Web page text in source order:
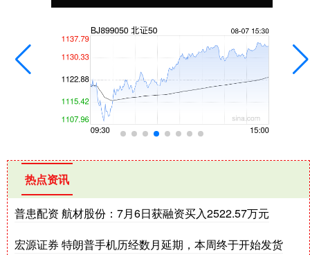
热点资讯
普患配资 航材股份：7月6日获融资买入2522.57万元
宏源证券 特朗普手机历经数月延期，本周终于开始发货